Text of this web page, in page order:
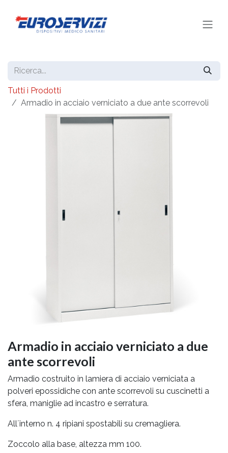
Tutti i Prodotti
Armadio in acciaio verniciato a due ante scorrevoli
Armadio in acciaio verniciato a due
ante scorrevoli
Armadio costruito in lamiera di acciaio verniciata a
polveri epossidiche con ante scorrevoli su cuscinetti a
sfera, maniglie ad incastro e serratura.
All´interno n. 4 ripiani spostabili su cremagliera.
Zoccolo alla base, altezza mm 100.